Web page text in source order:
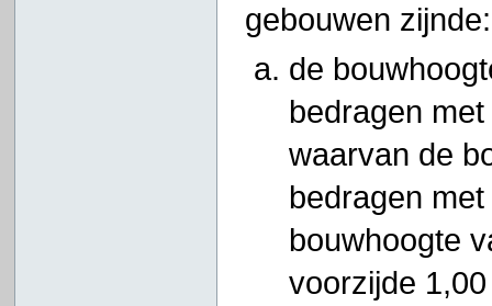
gebouwen zijnde:
de
bedragen
waarvan de
bedragen
bouwhoogte
voorzijde